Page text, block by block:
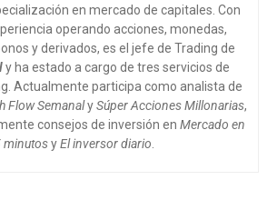
en mercado de capitales. Con
operando acciones, monedas,
y derivados, es el jefe de Trading de
y ha estado a cargo de tres servicios de
Actualmente participa como analista de
Flow SemanalySúper Acciones Millonarias,
consejos de inversión en Mercado en
minutosyEl inversor diario.